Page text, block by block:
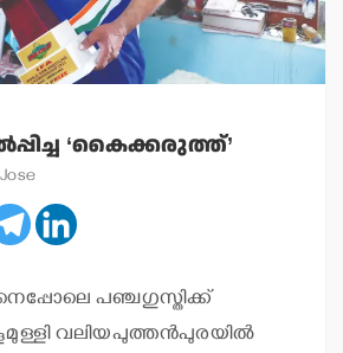
‘കൈക്കരുത്ത്’
പഞ്ചഗുസ്തിക്ക്
വലിയപുത്തന്‍പുരയില്‍